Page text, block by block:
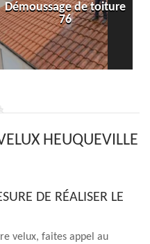
Démoussage de toiture
76
HEUQUEVILLE
DE RÉALISER LE
velux, faites appel au